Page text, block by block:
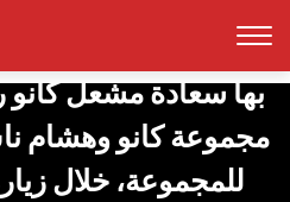
سعدنا كثيرا بالحفاوة
بها سعادة مشعل
مجموعة كانو وهشام
للمجموعة، خلال